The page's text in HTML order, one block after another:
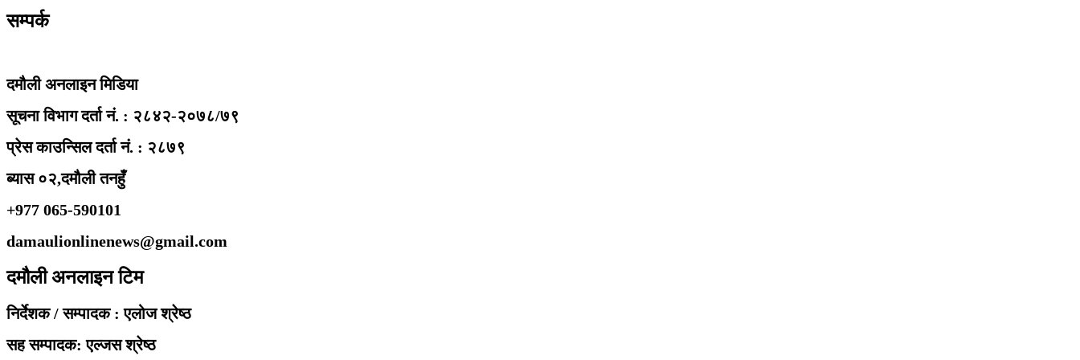
सम्पर्क
दमौली अनलाइन मिडिया
सूचना विभाग दर्ता नं. : २८४२-२०७८/७९
प्रेस काउन्सिल दर्ता नं. : २८७९
ब्यास ०२,दमौली तनहुँ
+977 065-590101
damaulionlinenews@gmail.com
दमौली अनलाइन टिम
निर्देशक / सम्पादक : एलोज श्रेष्ठ
सह सम्पादक: एल्जस श्रेष्ठ